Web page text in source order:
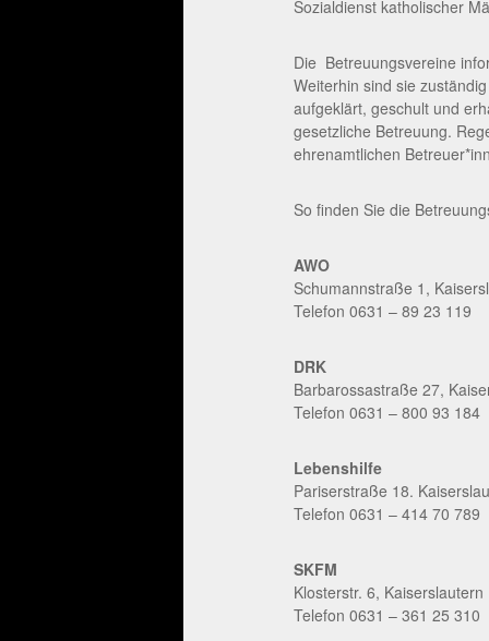
Sozialdienst katholischer
Die Betreuungsvereine
Weiterhin sind sie
aufgeklärt, geschult und
gesetzliche Betreuung.
ehrenamtlichen
So finden Sie die
AWO
Schumannstraße 1,
Telefon 0631 – 89 23 119
DRK
Barbarossastraße 27,
Telefon 0631 – 800 93 184
Lebenshilfe
Pariserstraße 18.
Telefon 0631 – 414 70 789
SKFM
Klosterstr. 6, Kaiserslautern
Telefon 0631 – 361 25 310